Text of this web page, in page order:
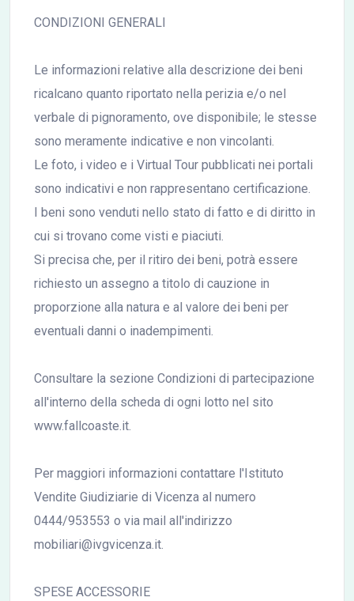
CONDIZIONI GENERALI
Le informazioni relative alla descrizione dei beni
ricalcano quanto riportato nella perizia e/o nel
verbale di pignoramento, ove disponibile; le stesse
sono meramente indicative e non vincolanti.
Le foto, i video e i Virtual Tour pubblicati nei portali
sono indicativi e non rappresentano certificazione.
I beni sono venduti nello stato di fatto e di diritto in
cui si trovano come visti e piaciuti.
Si precisa che, per il ritiro dei beni, potrà essere
richiesto un assegno a titolo di cauzione in
proporzione alla natura e al valore dei beni per
eventuali danni o inadempimenti.
Consultare la sezione Condizioni di partecipazione
all'interno della scheda di ogni lotto nel sito
www.fallcoaste.it.
Per maggiori informazioni contattare l'Istituto
Vendite Giudiziarie di Vicenza al numero
0444/953553 o via mail all'indirizzo
mobiliari@ivgvicenza.it.
SPESE ACCESSORIE